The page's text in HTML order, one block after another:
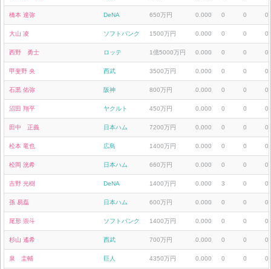
橋本 達弥 DeNA 650万円 0.000 0 0 0
大山 凌 ソフトバンク 1500万円 0.000 0 0 0
西野 勇士 ロッテ 1億5000万円 0.000 0 0 0
甲斐野 央 西武 3500万円 0.000 0 0 0
石黒 佑弥 阪神 800万円 0.000 0 0 0
沼田 翔平 ヤクルト 450万円 0.000 0 0 0
田中 正義 日本ハム 7200万円 0.000 0 0 0
松本 竜也 広島 1400万円 0.000 0 0 0
松岡 洸希 日本ハム 660万円 0.000 0 0 0
吉野 光樹 DeNA 1400万円 0.000 3 0 0
孫 易磊 日本ハム 600万円 0.000 0 0 0
尾形 崇斗 ソフトバンク 1400万円 0.000 0 0 0
杉山 遙希 西武 700万円 0.000 0 0 0
泉 圭輔 巨人 4350万円 0.000 0 0 0